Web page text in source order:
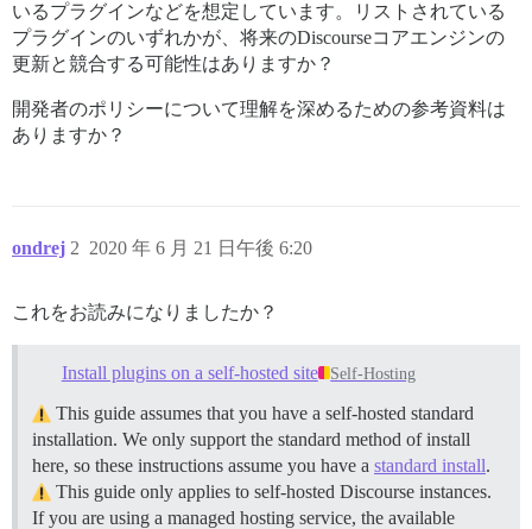
いるプラグインなどを想定しています。リストされている
プラグインのいずれかが、将来のDiscourseコアエンジンの
更新と競合する可能性はありますか？
開発者のポリシーについて理解を深めるための参考資料は
ありますか？
ondrej 2020 年 6 月 21 日午後 6:20
2
これをお読みになりましたか？
Install plugins on a self-hosted site Self-Hosting
This guide assumes that you have a self-hosted standard
installation. We only support the standard method of install
here, so these instructions assume you have a standard install.
This guide only applies to self-hosted Discourse instances.
If you are using a managed hosting service, the available